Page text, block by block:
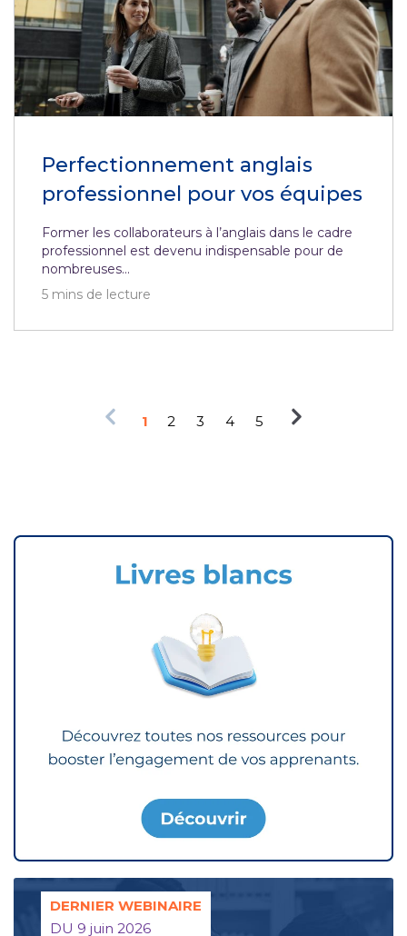
Perfectionnement anglais
professionnel pour vos équipes
Former les collaborateurs à l’anglais dans le cadre
professionnel est devenu indispensable pour de
nombreuses...
5 mins de lecture
1 2 3 4 5
DERNIER WEBINAIRE
DU 9 juin 2026